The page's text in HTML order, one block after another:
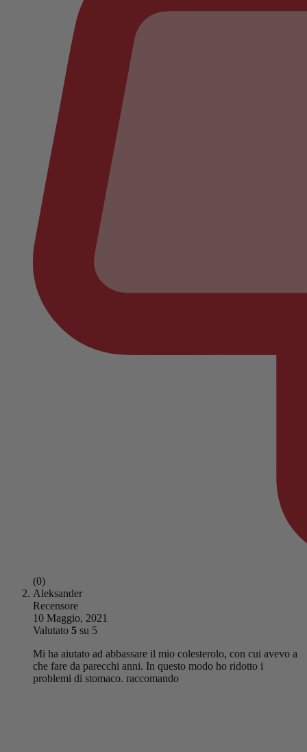
(0)
Aleksander
Recensore
10 Maggio, 2021
Valutato 5 su 5
Mi ha aiutato ad abbassare il mio colesterolo, con cui avevo a
che fare da parecchi anni. In questo modo ho ridotto i
problemi di stomaco. raccomando